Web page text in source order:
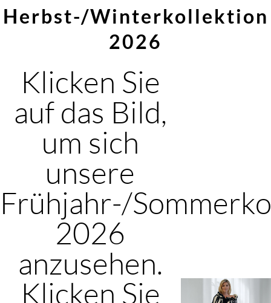
Herbst-/Winterkollektion
2026
Klicken Sie
auf das Bild,
um sich
unsere
Frühjahr-/
2026
anzusehen.
Klicken Sie